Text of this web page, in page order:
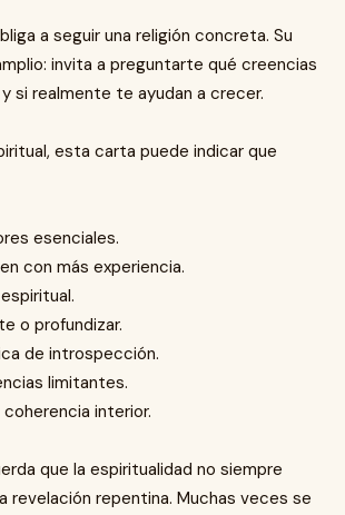
a seguir una religión concreta. Su
invita a preguntarte qué creencias
si realmente te ayudan a crecer.
esta carta puede indicar que
esenciales.
con más experiencia.
o profundizar.
de introspección.
limitantes.
interior.
que la espiritualidad no siempre
revelación repentina. Muchas veces se